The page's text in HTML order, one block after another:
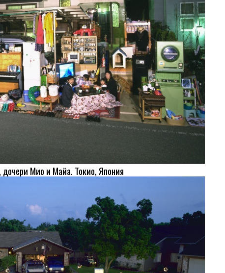
Мио и Майа. Токио, Япония